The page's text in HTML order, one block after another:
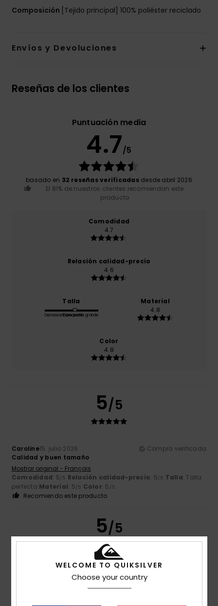
Composición [Tejido principal] 100% poliéster reciclado
Envíos y Devoluciones
Reseñas de los clientes
Puntuación media
4.7/5
basado en 32 reseñas verificadasdesde abril 2026
El 81% de nuestros clientes recomiendan este
producto
Comodidad
4.7
Relación calidad-precio
4.6
Talla
Demasiado pequeño
Demasiado grande
Material
4.8
Color
4.8
5/5
Caroline15. julio 2026
Compra verificada
Calidad y buen tamaño
Mostrar original - Français
Comodidad: 5/5 Relación calidad-precio: 5/5 Talla: Talla
perfecta Material: 5/5 Color: 5 /5
Recomiendo este producto
5/5
Me ha gustado mucho el producto
WELCOME TO QUIKSILVER
Choose your country